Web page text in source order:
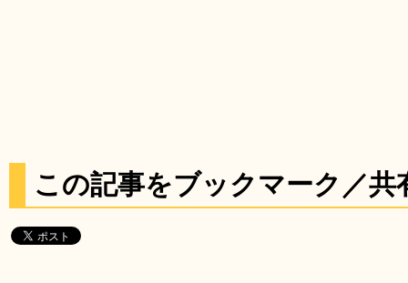
この記事をブックマーク／共